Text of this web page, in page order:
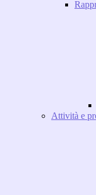
Attività e